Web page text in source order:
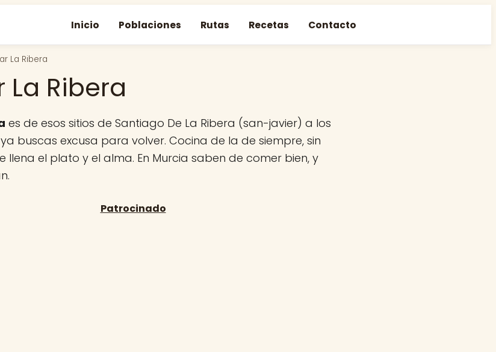
Inicio Poblaciones Rutas Recetas Contacto
La Ribera
Ribera
es de esos sitios de Santiago De La Ribera (san-javier) a los
buscas excusa para volver. Cocina de la de siempre, sin
llena el plato y el alma. En Murcia saben de comer bien, y